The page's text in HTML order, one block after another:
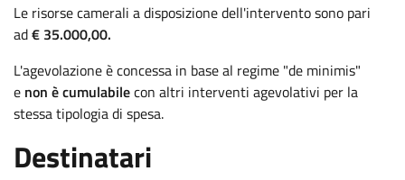
Le risorse camerali a disposizione dell'intervento sono pari
ad€ 35.000,00.
L'agevolazione è concessa in base al regime "de minimis"
e non è cumulabilecon altri interventi agevolativi per la
stessa tipologia di spesa.
Destinatari